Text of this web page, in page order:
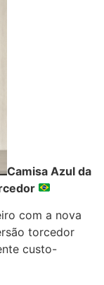
Camisa Azul da
com a nova
torcedor
custo-